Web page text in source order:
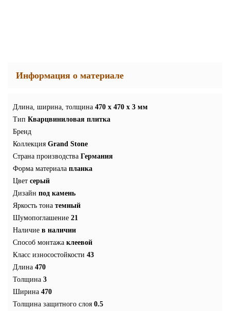
Информация о материале
Длина, ширина, толщина 470 x 470 x 3 мм
Тип Кварцвиниловая плитка
Бренд
Коллекция Grand Stone
Страна производства Германия
Форма материала планка
Цвет серый
Дизайн под камень
Яркость тона темный
Шумопоглашение 21
Наличие в наличии
Способ монтажа клеевой
Класс износостойкости 43
Длина 470
Толщина 3
Ширина 470
Толщина защитного слоя 0.5